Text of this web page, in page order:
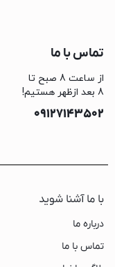
تماس با ما
از ساعت 8 صبح تا
8 بعد ازظهر هستیم!
09127143502
با ما آشنا شوید
درباره ما
تماس با ما